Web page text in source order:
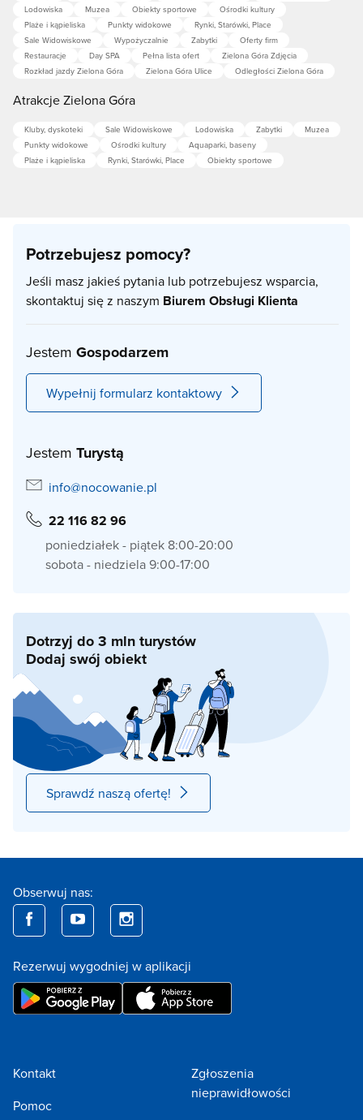
Lodowiska
Muzea Obiekty sportowe
Ośrodki kultury
Plaże i kąpieliska
Punkty widokowe
Rynki, Starówki, Place
Sale Widowiskowe
Wypożyczalnie Zabytki
Oferty firm
Restauracje
Day SPA Pełna lista ofert
Zielona Góra Zdjęcia
Rozkład jazdy Zielona Góra
Zielona Góra Ulice Odległości Zielona Góra
Atrakcje Zielona Góra
Kluby, dyskoteki Sale Widowiskowe Lodowiska Zabytki
Muzea
Punkty widokowe
Ośrodki kultury
Aquaparki, baseny
Plaże i kąpieliska
Rynki, Starówki, Place Obiekty sportowe
Potrzebujesz pomocy?
Jeśli masz jakieś pytania lub potrzebujesz wsparcia,
skontaktuj się z naszym Biurem Obsługi Klienta
Jestem Gospodarzem
Wypełnij formularz kontaktowy
Jestem Turystą
info@nocowanie.pl
22 116 82 96
poniedziałek - piątek 8:00-20:00
sobota - niedziela 9:00-17:00
Dotrzyj do 3 mln turystów
Dodaj swój obiekt
Sprawdź naszą ofertę!
Obserwuj nas:
Rezerwuj wygodniej w aplikacji
Kontakt
Pomoc
Zgłoszenia
nieprawidłowości